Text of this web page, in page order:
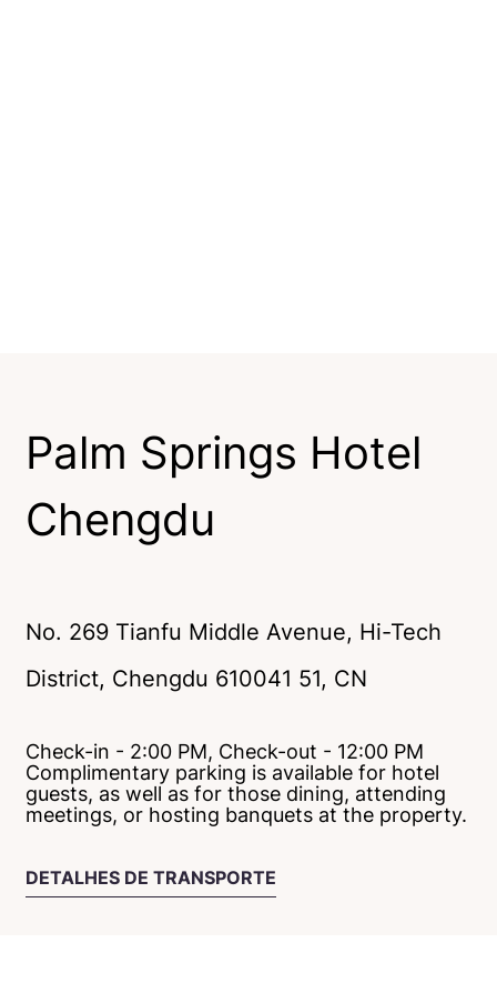
Palm Springs Hotel
Chengdu
No. 269 Tianfu Middle Avenue, Hi-Tech
District, Chengdu 610041 51, CN
Check-in - 2:00 PM, Check-out - 12:00 PM
Complimentary parking is available for hotel
guests, as well as for those dining, attending
meetings, or hosting banquets at the property.
DETALHES DE TRANSPORTE